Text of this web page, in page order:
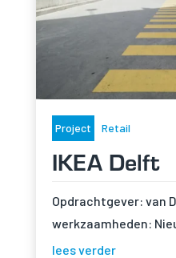
Project Retail
IKEA Delft
Opdrachtgever: van
werkzaamheden:
lees verder